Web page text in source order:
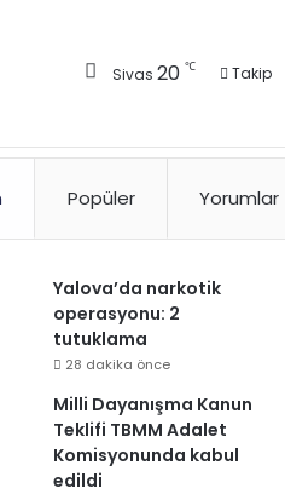
Sivas 20 ℃ Takip
Popüler Yorumlar
Yalova’da narkotik
operasyonu: 2
tutuklama
28 dakika önce
Milli Dayanışma Kanun
Teklifi TBMM Adalet
Komisyonunda kabul
edildi